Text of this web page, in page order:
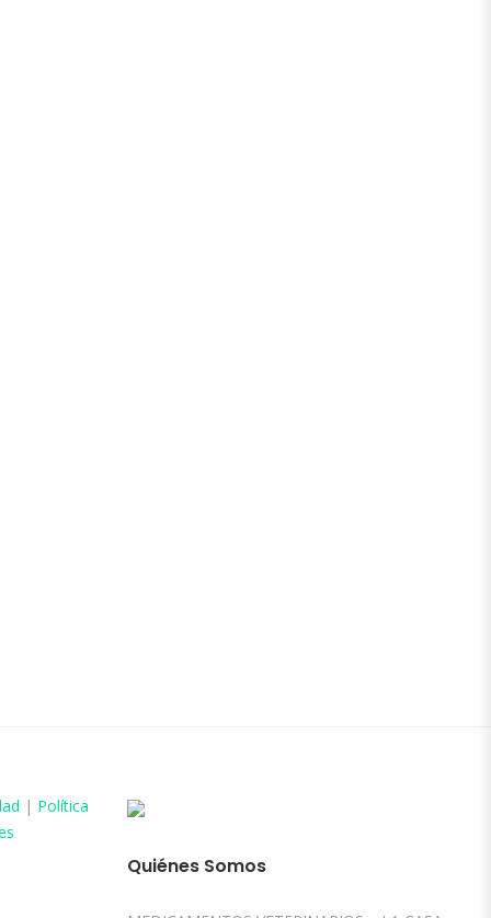
| Política
Quiénes Somos